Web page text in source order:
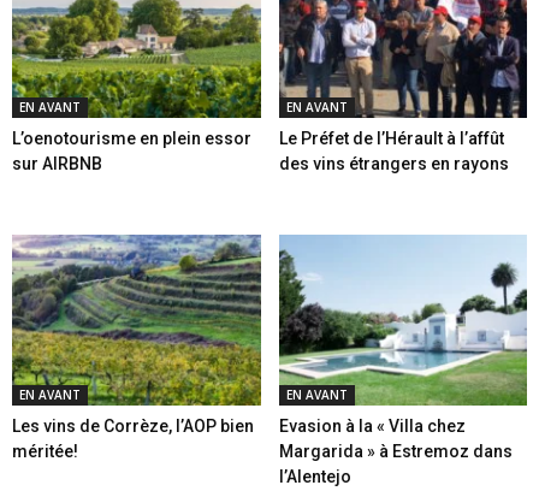
EN AVANT
L’oenotourisme en plein essor
sur AIRBNB
EN AVANT
Le Préfet de l’Hérault à l’affût
des vins étrangers en rayons
EN AVANT
Les vins de Corrèze, l’AOP bien
méritée!
EN AVANT
Evasion à la « Villa chez
Margarida » à Estremoz dans
l’Alentejo